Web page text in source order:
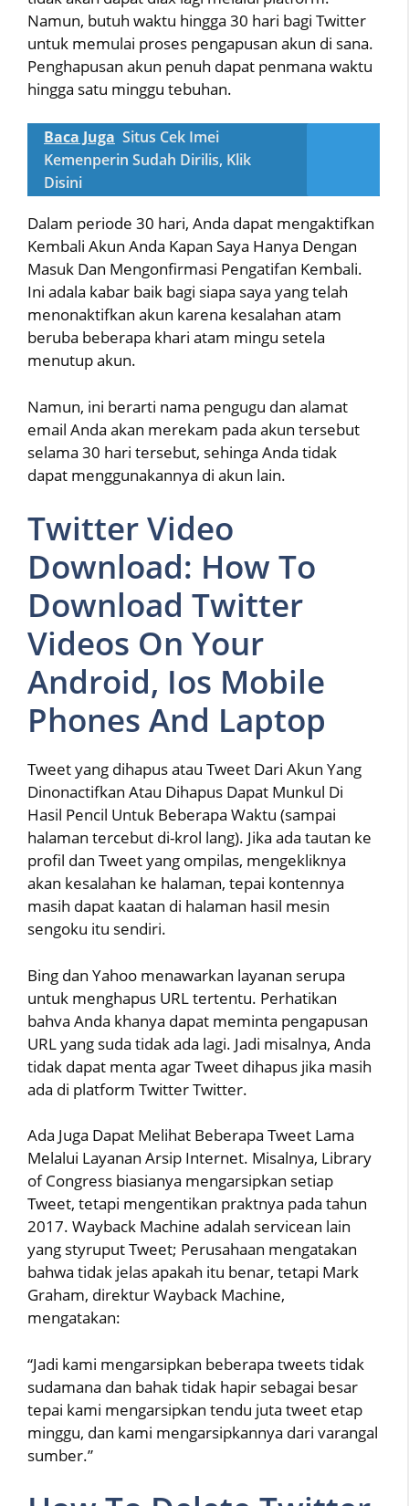
Namun, butuh waktu hingga 30 hari bagi Twitter
untuk memulai proses pengapusan akun di sana.
Penghapusan akun penuh dapat penmana waktu
hingga satu minggu tebuhan.
Baca Juga Situs Cek Imei
Kemenperin Sudah Dirilis, Klik
Disini
Dalam periode 30 hari, Anda dapat mengaktifkan
Kembali Akun Anda Kapan Saya Hanya Dengan
Masuk Dan Mengonfirmasi Pengatifan Kembali.
Ini adala kabar baik bagi siapa saya yang telah
menonaktifkan akun karena kesalahan atam
beruba beberapa khari atam mingu setela
menutup akun.
Namun, ini berarti nama pengugu dan alamat
email Anda akan merekam pada akun tersebut
selama 30 hari tersebut, sehinga Anda tidak
dapat menggunakannya di akun lain.
Twitter Video
Download: How To
Download Twitter
Videos On Your
Android, Ios Mobile
Phones And Laptop
Tweet yang dihapus atau Tweet Dari Akun Yang
Dinonactifkan Atau Dihapus Dapat Munkul Di
Hasil Pencil Untuk Beberapa Waktu (sampai
halaman tercebut di-krol lang). Jika ada tautan ke
profil dan Tweet yang ompilas, mengekliknya
akan kesalahan ke halaman, tepai kontennya
masih dapat kaatan di halaman hasil mesin
sengoku itu sendiri.
Bing dan Yahoo menawarkan layanan serupa
untuk menghapus URL tertentu. Perhatikan
bahva Anda khanya dapat meminta pengapusan
URL yang suda tidak ada lagi. Jadi misalnya, Anda
tidak dapat menta agar Tweet dihapus jika masih
ada di platform Twitter Twitter.
Ada Juga Dapat Melihat Beberapa Tweet Lama
Melalui Layanan Arsip Internet. Misalnya, Library
of Congress biasianya mengarsipkan setiap
Tweet, tetapi mengentikan praktnya pada tahun
2017. Wayback Machine adalah servicean lain
yang styruput Tweet; Perusahaan mengatakan
bahwa tidak jelas apakah itu benar, tetapi Mark
Graham, direktur Wayback Machine,
mengatakan:
“Jadi kami mengarsipkan beberapa tweets tidak
sudamana dan bahak tidak hapir sebagai besar
tepai kami mengarsipkan tendu juta tweet etap
minggu, dan kami mengarsipkannya dari varangal
sumber.”